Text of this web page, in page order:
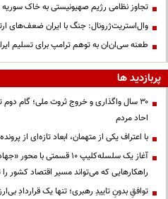
تجاوز نظامی رژیم صهیونیستی به خاک سوریه
وال‌استریت‌ژرونال: جنگ با ایران ضعف‌های
طعنه سی‌ان‌ان به توهم ترامپ برای تسلیم
پربازدید ها
۳۰ سال واگذاری و خروج ثروت ملی؛ گام
احاد مردم
با اعتراف یکی از متهمان، ابعاد تازه‌ای از
آغاز یک سلسله‌کلیپ ۱۰
راهکارهایی که می‌تواند مسیر اقتصاد کشور
توافقِ بدونِ تاییدِ رهبری؛ تنها یک قراردادِ